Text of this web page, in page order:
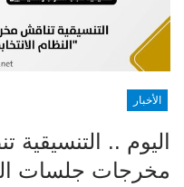
الأخبار
اليوم ..
مخرجات جلسات